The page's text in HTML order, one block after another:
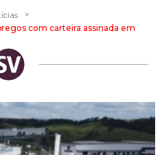
>
com carteira assinada em